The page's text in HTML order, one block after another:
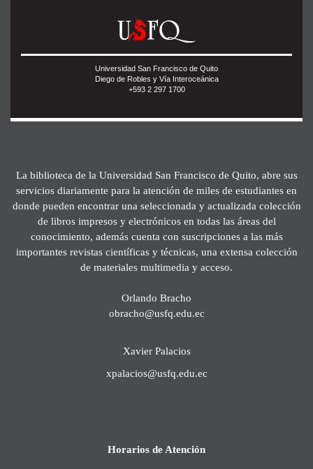
Universidad San Francisco de Quito
Diego de Robles y Vía Interoceánica
+593 2 297 1700
La biblioteca de la Universidad San Francisco de Quito, abre sus
servicios diariamente para la atención de miles de estudiantes en
donde pueden encontrar una seleccionada y actualizada colección
de libros impresos y electrónicos en todas las áreas del
conocimiento, además cuenta con suscripciones a las más
importantes revistas científicas y técnicas, una extensa colección
de materiales multimedia y acceso.
Orlando Bracho
obracho@usfq.edu.ec
Xavier Palacios
xpalacios@usfq.edu.ec
Horarios de Atención